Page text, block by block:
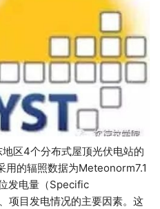
4个分布式屋顶光伏电站的
用的辐照数据为Meteonorm7.1
发电量（Specific
项目发电情况的主要因素。这